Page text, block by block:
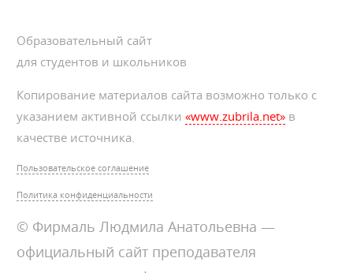
Образовательный сайт
для студентов и школьников
Копирование материалов сайта возможно только с
указанием активной ссылки«www.zubrila.net» в
качестве источника.
Пользовательское соглашение
Политика конфиденциальности
© Фирмаль Людмила Анатольевна —
официальный сайт преподавателя